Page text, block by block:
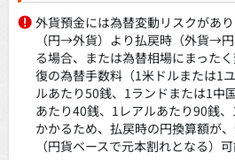
外貨預金には為替変動リスクがあ
（円→外貨）より払戻時（外貨→
る場合、または為替相場にまった
復の為替手数料（1米ドルまたは1
ルあたり50銭、1ランドまたは1中
あたり40銭、1レアルあたり90銭
かかるため、払戻時の円換算額が
（円貨ベースで元本割れとなる）